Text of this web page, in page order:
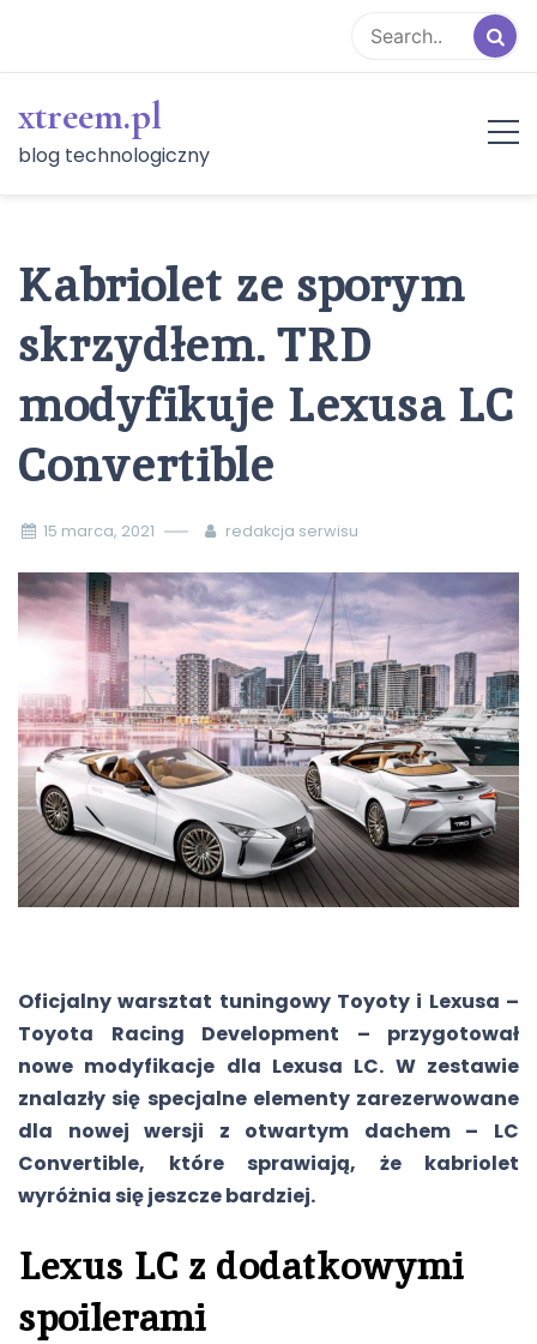
content
xtreem.pl
blog technologiczny
Kabriolet ze sporym
skrzydłem. TRD
modyfikuje Lexusa LC
Convertible
15 marca, 2021 redakcja serwisu
Oficjalny warsztat tuningowy Toyoty i Lexusa –
Toyota Racing Development – przygotował
nowe modyfikacje dla Lexusa LC. W zestawie
znalazły się specjalne elementy zarezerwowane
dla nowej wersji z otwartym dachem – LC
Convertible, które sprawiają, że kabriolet
wyróżnia się jeszcze bardziej.
Lexus LC z dodatkowymi
spoilerami